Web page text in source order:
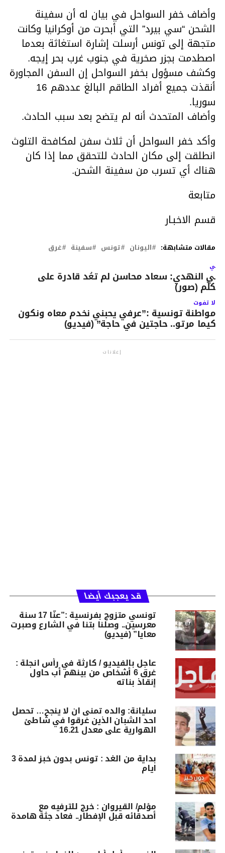
وأضاف خفر السواحل في بيان له أن سفينة
الشحن “سي بيرد” التي أبحرت من أوكرانيا وكانت
متجهة إلى تونس أرسلت إشارة استغاثة بعدما
اصطدمت بجزر صخرية في جنوب غرب بحر إيجه.
وكشف مسؤول بخفر السواحل إن السفن المجاورة
أنقذت جميع أفراد الطاقم البالغ عددهم 16
سوريا.
وأضاف المتحدث أنه لم يتضح بعد سبب الحادث.
وأكد خفر السواحل أن ثلاث سفن لمكافحة التلوث
انطلقت إلى مكان الحادث للتحقق مما إذا كان
هناك أي تسرب من سفينة الشحن.
متابعة
قسم الاخبـار
مقالات متشابهة: اليونان تونس سفينة غرق
النهدي: سعاد محاسن لم تعُد قادرة على
(صور)
لا تفوت
مواطنة تونسية :”عرفي يحبني نخدم معاه ونكون
كيما مرتو.. حاجتين في حاجة” (فيديو)
إعلانات
قد يعجبك أيضا
تونسي متزوج بفرنسية :”عنّا 17 سنة
معرسين.. وصلنا بتنا في الشارع وصبرت
معايا” (فيديو)
عاجل بالفيديو / كارثة في رأس انجلة :
غرق 6 أشخاص من بينهم أب حاول
إنقاذ بناته
سليانة: والده تمنى ان لا ينجح… تحصل
احد الشبان الذين غرقوا في شاطئ
الهوارية على معدل 16.21
بداية من الغد : تونس بدون خبز لمدة 3
ايام
مؤلم/ القيروان : خرج للترفيه مع
أصدقائه قبل الإفطار.. فعاد جثة هامدة